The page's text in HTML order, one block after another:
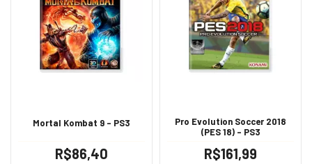
Mortal Kombat 9 - PS3
R$86,40
Pro Evolution Soccer 2018
(PES 18) - PS3
R$161,99